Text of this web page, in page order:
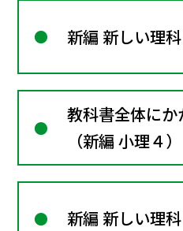
新編 新しい理
教科書全体に
（新編 小理４）
新編 新しい理